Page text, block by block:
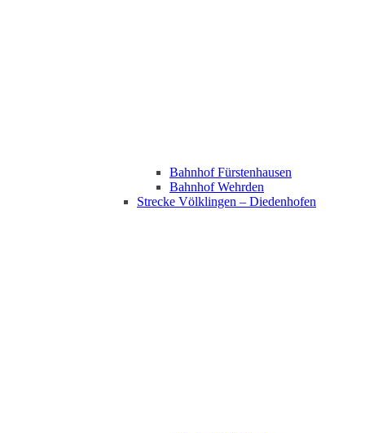
Bahnhof Fürstenhausen
Bahnhof Wehrden
Strecke Völklingen – Diedenhofen